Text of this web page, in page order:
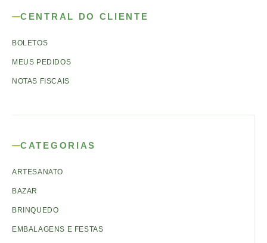
CENTRAL DO CLIENTE
BOLETOS
MEUS PEDIDOS
NOTAS FISCAIS
CATEGORIAS
ARTESANATO
BAZAR
BRINQUEDO
EMBALAGENS E FESTAS